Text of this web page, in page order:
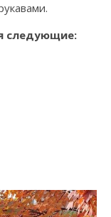
следующие: